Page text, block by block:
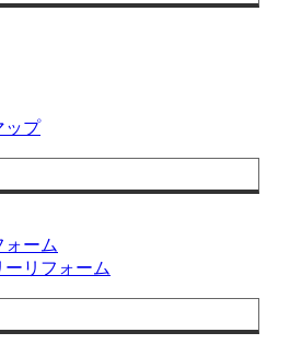
ップ
ォーム
リフォーム